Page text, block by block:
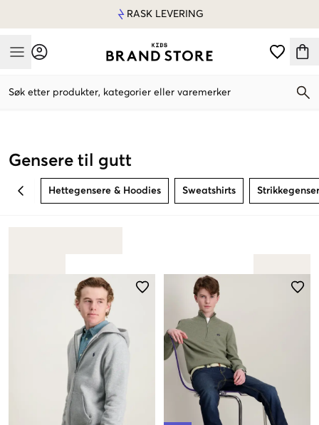
RASK LEVERING
Mobile Menu
Søk etter produkter, kategorier eller varemerker
Gensere til gutt
BACK Hettegensere & Hoodies Sweatshirts